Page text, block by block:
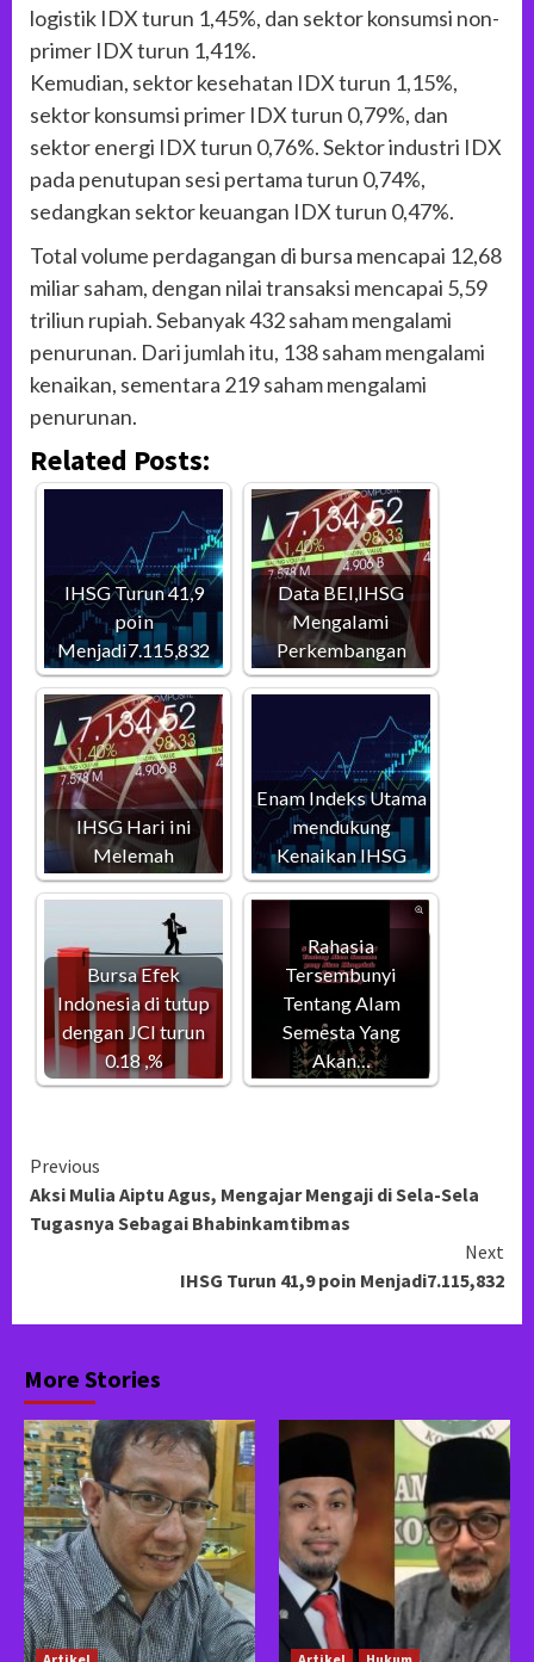
logistik IDX turun 1,45%, dan sektor konsumsi non-
primer IDX turun 1,41%.
Kemudian, sektor kesehatan IDX turun 1,15%,
sektor konsumsi primer IDX turun 0,79%, dan
sektor energi IDX turun 0,76%. Sektor industri IDX
pada penutupan sesi pertama turun 0,74%,
sedangkan sektor keuangan IDX turun 0,47%.
Total volume perdagangan di bursa mencapai 12,68
miliar saham, dengan nilai transaksi mencapai 5,59
triliun rupiah. Sebanyak 432 saham mengalami
penurunan. Dari jumlah itu, 138 saham mengalami
kenaikan, sementara 219 saham mengalami
penurunan.
Related Posts:
IHSG Turun 41,9
poin
Menjadi7.115,832
Data BEI,IHSG
Mengalami
Perkembangan
IHSG Hari ini
Melemah
Enam Indeks Utama
mendukung
Kenaikan IHSG
Bursa Efek
Indonesia di tutup
dengan JCI turun
0.18 ,%
Rahasia
Tersembunyi
Tentang Alam
Semesta Yang
Akan…
Continue
Reading
Previous
Aksi Mulia Aiptu Agus, Mengajar Mengaji di Sela-Sela
Tugasnya Sebagai Bhabinkamtibmas
Next
IHSG Turun 41,9 poin Menjadi7.115,832
More Stories